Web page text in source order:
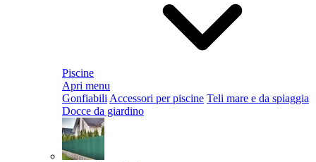
Piscine
Apri menu
Gonfiabili Accessori per piscine Teli mare e da spiaggia
Docce da giardino